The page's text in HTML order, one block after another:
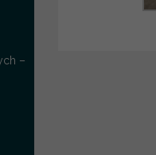
–